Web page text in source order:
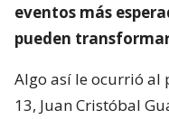
eventos más
pueden
Algo así le ocurrió al
13, Juan Cristóbal